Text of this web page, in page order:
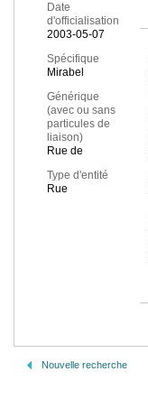
Date
d'officialisation
2003-05-07
Spécifique
Mirabel
Générique
(avec ou sans
particules de
liaison)
Rue de
Type d'entité
Rue
Nouvelle recherche